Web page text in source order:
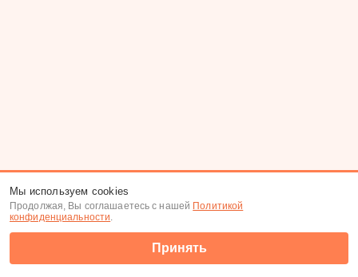
Мы используем cookies
Продолжая, Вы соглашаетесь с нашей Политикой
конфиденциальности.
Принять